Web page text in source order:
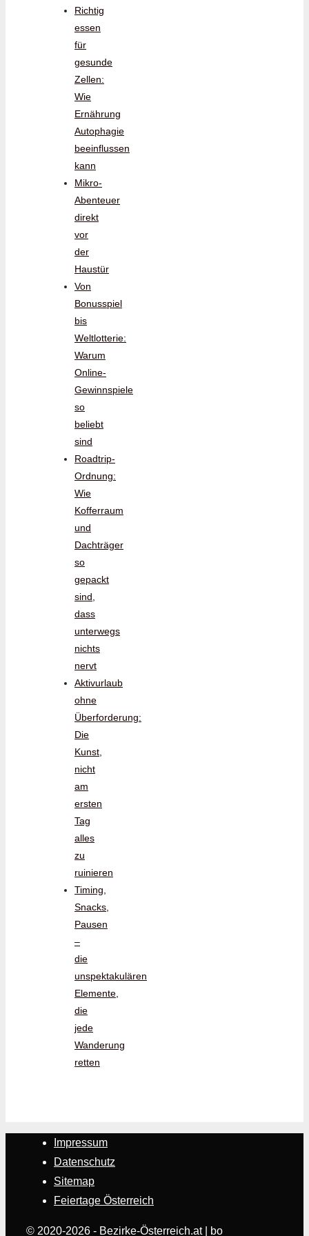
Richtig
essen
für
gesunde
Zellen:
Wie
Ernährung
Autophagie
beeinflussen
kann
Mikro-
Abenteuer
direkt
vor
der
Haustür
Von
Bonusspiel
bis
Weltlotterie:
Warum
Online-
Gewinnspiele
so
beliebt
sind
Roadtrip-
Ordnung:
Wie
Kofferraum
und
Dachträger
so
gepackt
sind,
dass
unterwegs
nichts
nervt
Aktivurlaub
ohne
Überforderung:
Die
Kunst,
nicht
am
ersten
Tag
alles
zu
ruinieren
Timing,
Snacks,
Pausen
–
die
unspektakulären
Elemente,
die
jede
Wanderung
retten
Impressum
Datenschutz
Sitemap
Feiertage Österreich
© 2020-2026 - Bezirke-Österreich.at | bo